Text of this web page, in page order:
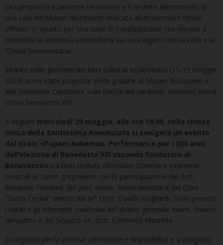
Ora proprio la scansione centenaria e il recente allestimento di
una sala del Museo diocesano dedicata all’arcivescovo Orsini
offrono lo spunto per una serie di manifestazioni che mirano a
rinverdire la memoria comunitaria sui suoi legami con la città e la
Chiesa beneventana.
Intanto nelle giornate dei beni culturali ecclesiastici (11-19 maggio
2024) sono state proposte visite guidate al Museo diocesano e
alla Biblioteca Capitolare sulle tracce del cardinale Vincenzo Maria
Orsini Benedetto XIII.
A seguire mercoledì 29 maggio, alle ore 18.00, nella chiesa
civica della Santissima Annunziata si svolgerà un evento
dal titolo «Papam habemus. Performance per i 300 anni
dell’elezione di Benedetto XIII secondo fondatore di
Benevento» tra testi recitati, riflessioni storiche e interventi
musicali in canto gregoriano con la partecipazione del dott.
Pasquale Foschini, del prof. mons. Mario Iadanza e del Coro
“Santa Cecilia” diretto dal M° Dott. Davide Gagliardi. Sono previsti
i saluti e gli interventi conclusivi del Vicario generale mons. Franco
Iampietro e del Sindaco on. dott. Clemente Mastella.
Si ringrazia per la cortese attenzione e disponibilità e si porgono